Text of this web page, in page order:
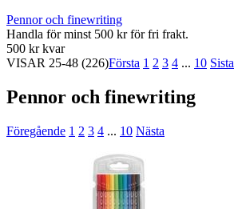
Pennor och finewriting
Handla för minst 500 kr för fri frakt.
500 kr kvar
VISAR 25-48 (226)Första 1 2 3 4 ... 10 Sista
Pennor och finewriting
Föregående 1 2 3 4 ... 10 Nästa